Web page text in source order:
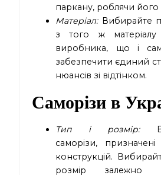
паркану, роблячи його
Матеріал:Вибирайте
з того ж
виробника, що і
забезпечити єдиний
нюансів зі відтінком.
Саморізи в
Тип і розмір:
саморізи,
конструкцій.
розмір залежно